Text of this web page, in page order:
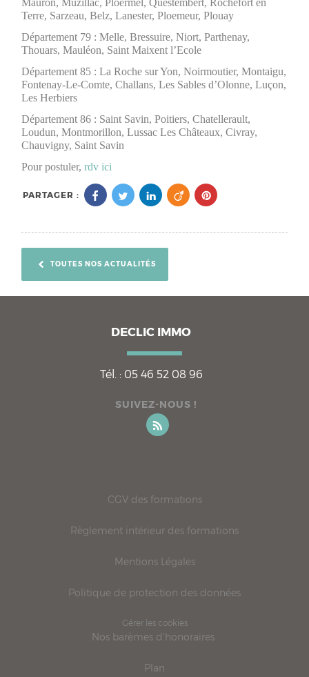
Mauron, Muzillac, Ploërmel, Questembert, Rochefort en
Terre, Sarzeau, Belz, Lanester, Ploemeur, Plouay
Département 79 : Melle, Bressuire, Niort, Parthenay,
Thouars, Mauléon, Saint Maixent l’Ecole
Département 85 : La Roche sur Yon, Noirmoutier, Montaigu,
Fontenay-Le-Comte, Challans, Les Sables d’Olonne, Luçon,
Les Herbiers
Département 86 : Saint Savin, Poitiers, Chatellerault,
Loudun, Montmorillon, Lussac Les Châteaux, Civray,
Chauvigny, Saint Savin
Pour postuler,rdv ici
PARTAGER :
TOUTES NOS ACTUALITÉS
DECLIC IMMO
Tél. : 05 46 52 08 96
SUIVEZ-NOUS !
CGV des formations
Règlement intérieur des formations
Mentions Légales
Politique de protection des données
Gérer les cookies
Nos barèmes d'honoraires
Plan